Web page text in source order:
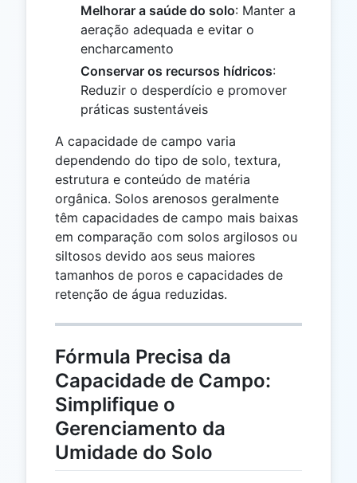
Melhorar a saúde do solo: Manter a
aeração adequada e evitar o
encharcamento
Conservar os recursos hídricos:
Reduzir o desperdício e promover
práticas sustentáveis
A capacidade de campo varia
dependendo do tipo de solo, textura,
estrutura e conteúdo de matéria
orgânica. Solos arenosos geralmente
têm capacidades de campo mais baixas
em comparação com solos argilosos ou
siltosos devido aos seus maiores
tamanhos de poros e capacidades de
retenção de água reduzidas.
Fórmula Precisa da
Capacidade de Campo:
Simplifique o
Gerenciamento da
Umidade do Solo